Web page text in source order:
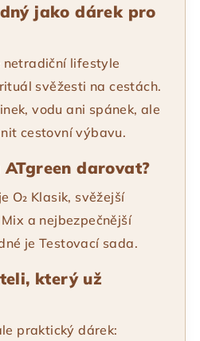
jako dárek pro
netradiční lifestyle
svěžesti na cestách.
vodu ani spánek, ale
cestovní výbavu.
darovat?
O₂ Klasik, svěžejší
a nejbezpečnější
je Testovací sada.
který už
praktický dárek: